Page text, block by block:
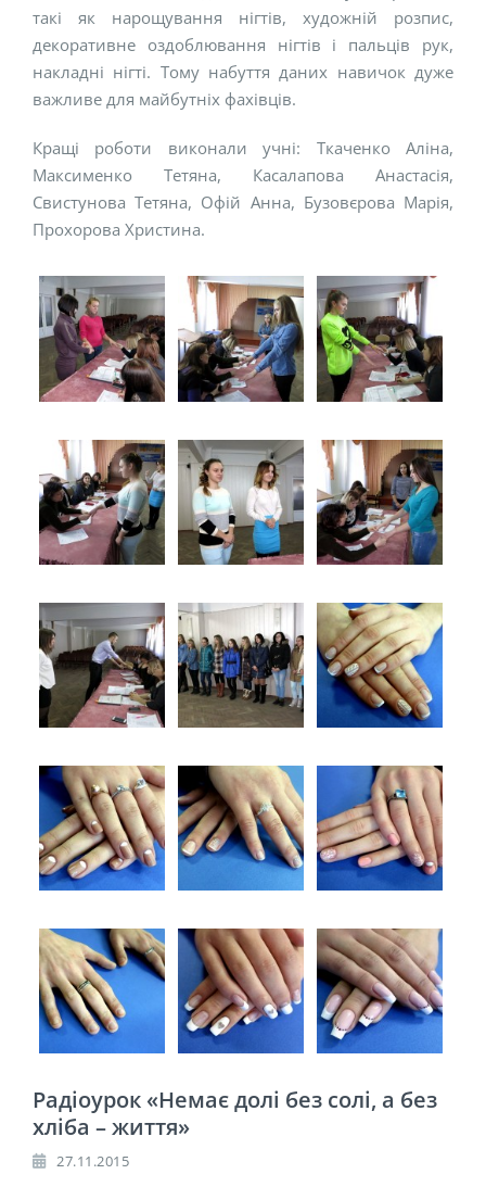
такі як нарощування нігтів, художній розпис,
декоративне оздоблювання нігтів і пальців рук,
накладні нігті. Тому набуття даних навичок дуже
важливе для майбутніх фахівців.
Кращі роботи виконали учні: Ткаченко Аліна,
Максименко Тетяна, Касалапова Анастасія,
Свистунова Тетяна, Офій Анна, Бузовєрова Марія,
Прохорова Христина.
Радіоурок «Немає долі без солі, а без
хліба – життя»
27.11.2015